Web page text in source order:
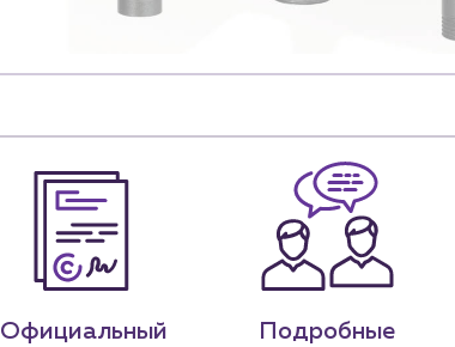
Официальный
Подробные